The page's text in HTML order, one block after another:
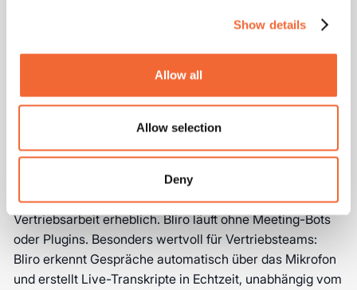
Show details
Allow all
Allow selection
Deny
Effiziente Vertriebsprozesse entstehen durch die richtige
Kombination aus Tools und Workflows entscheidet über
das volle Potenzial von KI im Vertrieb.
ChatGPT mit Notetaker-Tools wie
Bliro kombinieren
Die Kombination von ChatGPT mit spezialisierten
Notetaker-Tools für den Vertrieb wie Bliro optimiert die
Vertriebsarbeit erheblich. Bliro läuft ohne Meeting-Bots
oder Plugins. Besonders wertvoll für Vertriebsteams:
Bliro erkennt Gespräche automatisch über das Mikrofon
und erstellt Live-Transkripte in Echtzeit, unabhängig vom